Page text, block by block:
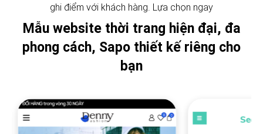
ghi điểm với khách hàng. Lựa chọn ngay
Mẫu website thời trang hiện đại, đa
phong cách, Sapo thiết kế riêng cho
bạn